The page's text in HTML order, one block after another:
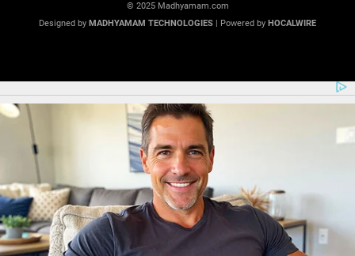
© 2025 Madhyamam.com
Designed by MADHYAMAM TECHNOLOGIES | Powered by HOCALWIRE